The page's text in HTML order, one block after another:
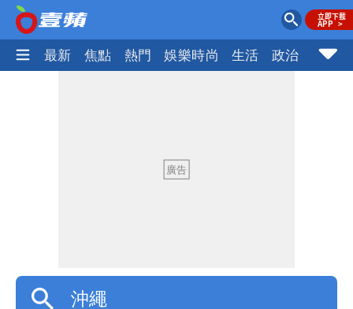
最新 焦點 熱門 娛樂時尚 生活 政治 社會